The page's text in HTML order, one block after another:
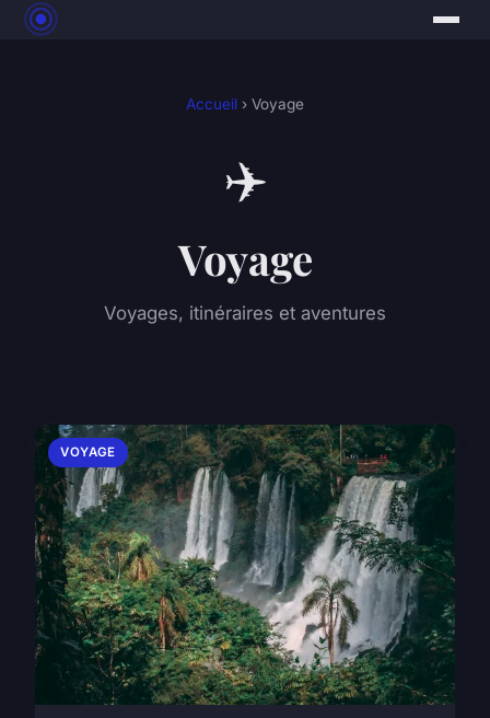
Accueil › Voyage
✈️
Voyage
Voyages, itinéraires et aventures
VOYAGE